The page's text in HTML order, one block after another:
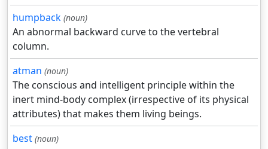
humpback (noun)
An abnormal backward curve to the vertebral
column.
atman (noun)
The conscious and intelligent principle within the
inert mind-body complex (irrespective of its physical
attributes) that makes them living beings.
best (noun)